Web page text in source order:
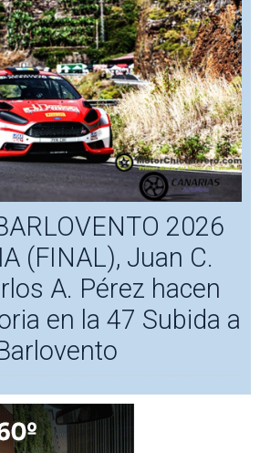
2026
(FINAL), Juan C.
A. Pérez hacen
en la 47 Subida a